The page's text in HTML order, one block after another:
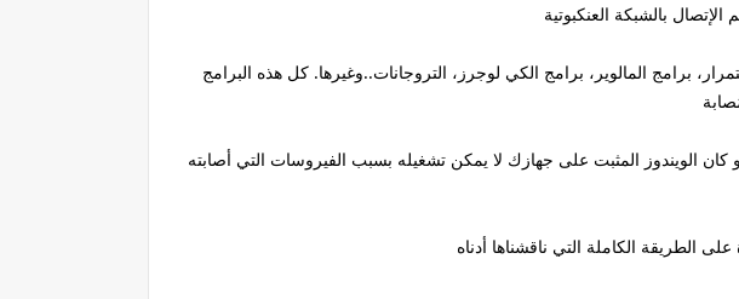
بالشبكة العنكبوتية
برامج المالوير، برامج الكي لوجرز، التروجانات..وغيرها. كل هذه البرامج
الويندوز المثبت على جهازك لا يمكن تشغيله بسبب الفيروسات التي أصابته
الكاملة التي ناقشناها أدناه